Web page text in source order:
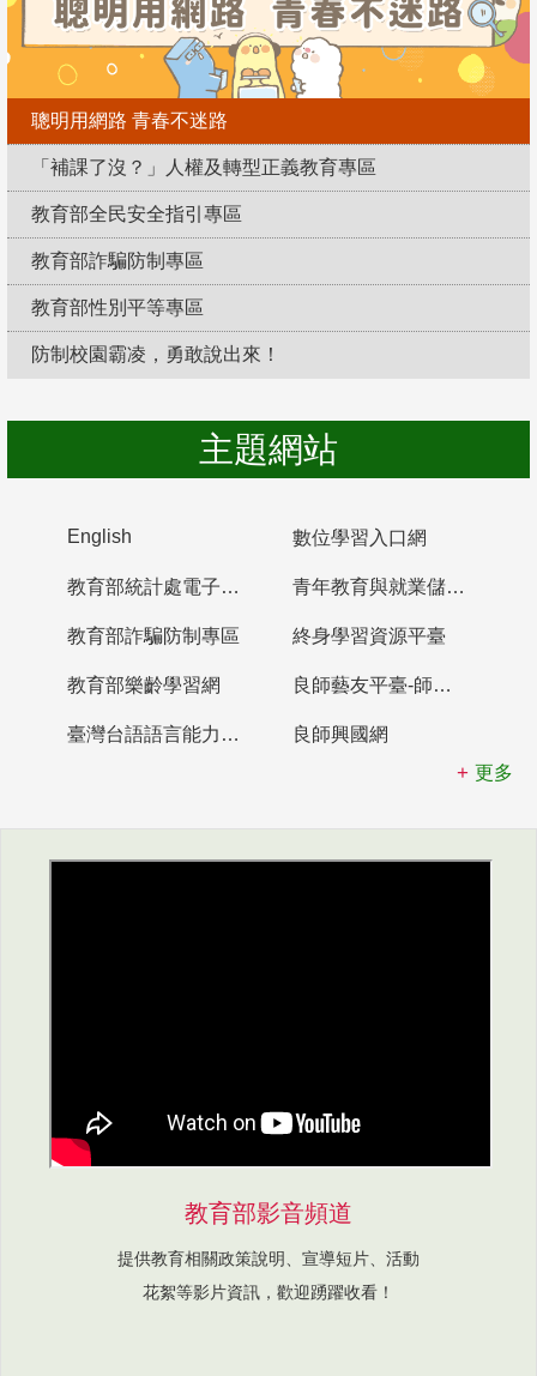
聰明用網路 青春不迷路
「補課了沒？」人權及轉型正義教育專區
教育部全民安全指引專區
教育部詐騙防制專區
教育部性別平等專區
防制校園霸凌，勇敢說出來！
主題網站
English 數位學習入口網
教育部統計處電子書櫃 青年教育與就業儲蓄帳戶
教育部詐騙防制專區 終身學習資源平臺
教育部樂齡學習網 良師藝友平臺-師資培育整合平臺
臺灣台語語言能力認證網站
良師興國網
更多
教育部影音頻道
提供教育相關政策說明、宣導短片、活動
花絮等影片資訊，歡迎踴躍收看！